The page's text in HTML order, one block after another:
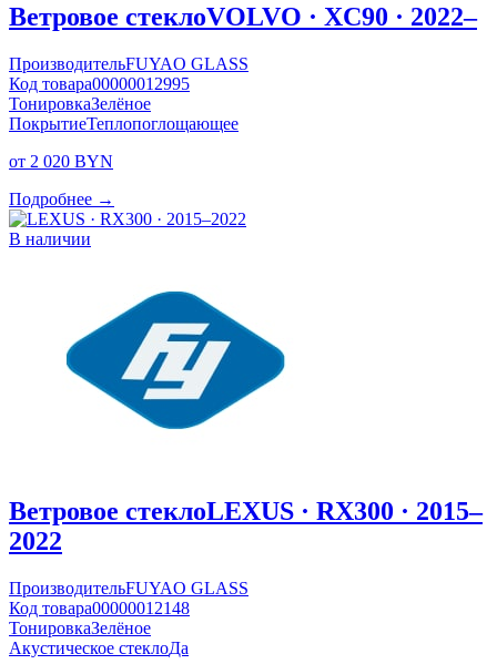
Ветровое стеклоVOLVO · XC90 · 2022–
ПроизводительFUYAO GLASS
Код товара00000012995
ТонировкаЗелёное
ПокрытиеТеплопоглощающее
от 2 020 BYN
Подробнее →
В наличии
Ветровое стеклоLEXUS · RX300 · 2015–
2022
ПроизводительFUYAO GLASS
Код товара00000012148
ТонировкаЗелёное
Акустическое стеклоДа